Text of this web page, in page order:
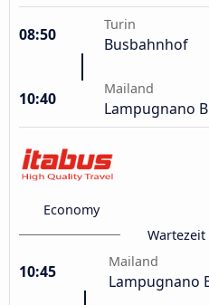
08:50
Turin
Busbahnhof
10:40
Mailand
Lampugnano
Economy
10:45
Mailand
Lampugnano